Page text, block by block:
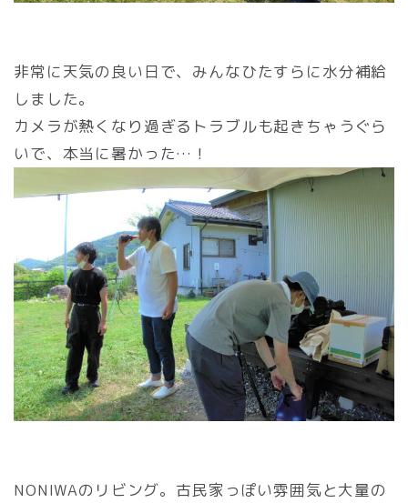
非常に天気の良い日で、みんなひたすらに水分補給
しました。
カメラが熱くなり過ぎるトラブルも起きちゃうぐら
いで、本当に暑かった…！
NONIWAのリビング。古民家っぽい雰囲気と大量の